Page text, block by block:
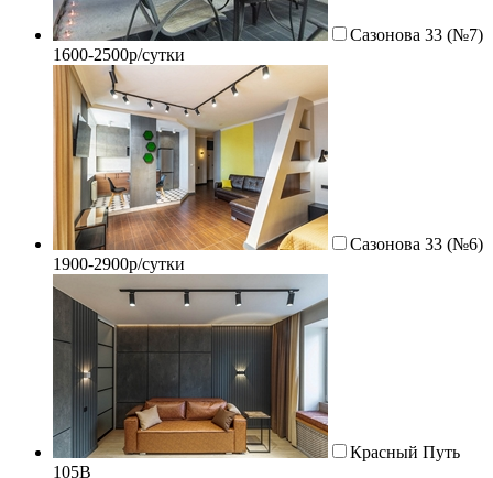
Сазонова 33 (№7)
1600-2500р/сутки
Сазонова 33 (№6)
1900-2900р/сутки
Красный Путь
105В